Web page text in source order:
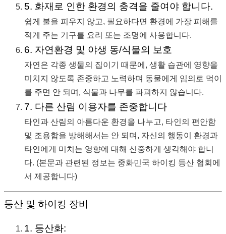
5. 화재로 인한 환경의 충격을 줄여야 합니다.
쉽게 불을 피우지 않고, 필요하다면 환경에 가장 피해를
적게 주는 기구를 요리 또는 조명에 사용합니다.
6. 자연환경 및 야생 동/식물의 보호
자연은 각종 생물의 집이기 때문에, 생활 습관에 영향을
미치지 않도록 존중하고 노력하며 동물에게 임의로 먹이
를 주면 안 되며, 식물과 나무를 파괴하지 않습니다.
7. 다른 산림 이용자를 존중합니다
타인과 산림의 아름다운 환경을 나누고, 타인의 편안함
및 조용함을 방해해서는 안 되며, 자신의 행동이 환경과
타인에게 미치는 영향에 대해 신중하게 생각해야 합니
다. (본문과 관련된 정보는 중화민국 하이킹 등산 협회에
서 제공합니다)
등산 및 하이킹 장비
1. 등산화: